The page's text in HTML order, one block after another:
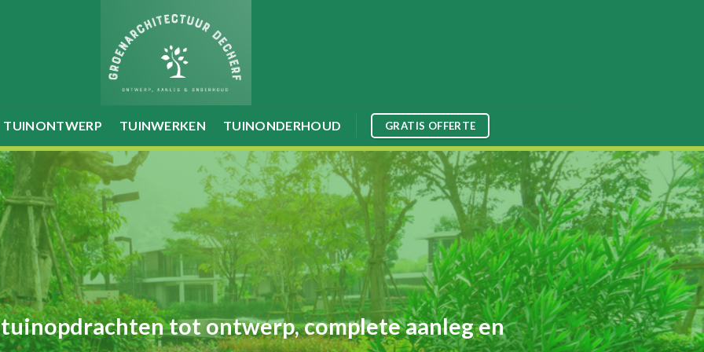
TUINONTWERP TUINWERKEN TUINONDERHOUD GRATIS OFFERTE
tot ontwerp, complete aanleg en